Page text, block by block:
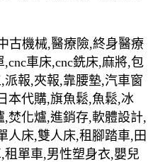
古機械,醫療險,終身醫療
車床,cnc銑床,麻將,包
報,夾報,靠腰墊,汽車窗
本代購,旗魚鬆,魚鬆,冰
焚化爐,進銷存,軟體設計,
人床,雙人床,租腳踏車,田
單車,男性塑身衣,嬰兒